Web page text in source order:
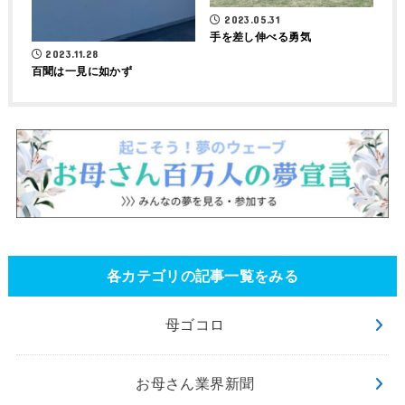
2023.11.28
百聞は一見に如かず
2023.05.31
手を差し伸べる勇気
各カテゴリの記事一覧をみる
母ゴコロ
お母さん業界新聞